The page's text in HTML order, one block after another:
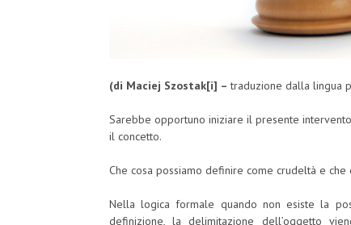
(di Maciej Szostak[i] –traduzione dalla lingua
Sarebbe opportuno iniziare il presente
il concetto.
Che cosa possiamo definire come crudeltà e
Nella logica formale quando non esiste la
definizione, la delimitazione dell’oggetto